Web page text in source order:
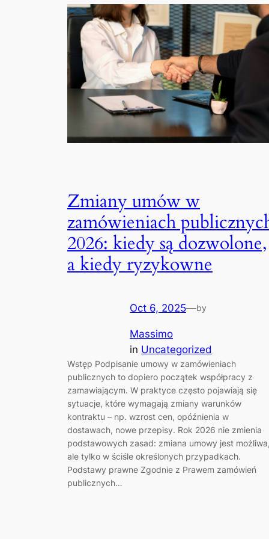
Zmiany umów w
zamówieniach
2026: kiedy są dozwolone,
a kiedy ryzykowne
Oct 6, 2025—by
Massimo
in Uncategorized
Wstęp Podpisanie umowy w zamówieniach
publicznych to dopiero początek współpracy z
zamawiającym. W praktyce często pojawiają się
sytuacje, które wymagają zmiany warunków
kontraktu – np. wzrost cen, opóźnienia w
dostawach, nowe przepisy. Rok 2026 nie zmienia
podstawowych zasad: zmiana umowy jest
ale tylko w ściśle określonych przypadkach.
Podstawy prawne Zgodnie z Prawem zamówień
publicznych…